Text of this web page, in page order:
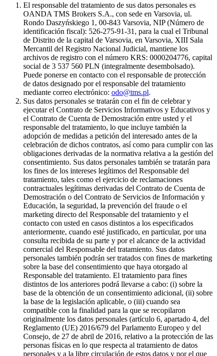
El responsable del tratamiento de sus datos personales es
OANDA TMS Brokers S.A., con sede en Varsovia, ul.
Rondo Daszyńskiego 1, 00-843 Varsovia, NIP (Número de
identificación fiscal): 526-275-91-31, para la cual el Tribunal
de Distrito de la capital de Varsovia, en Varsovia, XIII Sala
Mercantil del Registro Nacional Judicial, mantiene los
archivos de registro con el número KRS: 0000204776, capital
social de 3 537 560 PLN (integralmente desembolsado).
Puede ponerse en contacto con el responsable de protección
de datos designado por el responsable del tratamiento
mediante correo electrónico: odo@tms.pl.
Sus datos personales se tratarán con el fin de celebrar y
ejecutar el Contrato de Servicios Informativos y Educativos y
el Contrato de Cuenta de Demostración entre usted y el
responsable del tratamiento, lo que incluye también la
adopción de medidas a petición del interesado antes de la
celebración de dichos contratos, así como para cumplir con las
obligaciones derivadas de la normativa relativa a la gestión del
consentimiento. Sus datos personales también se tratarán para
los fines de los intereses legítimos del Responsable del
tratamiento, tales como el ejercicio de reclamaciones
contractuales legítimas derivadas del Contrato de Cuenta de
Demostración o del Contrato de Servicios de Información y
Educación, la seguridad, la prevención del fraude o el
marketing directo del Responsable del tratamiento y el
contacto con usted en casos distintos a los especificados
anteriormente, cuando esté justificado, en particular, por una
consulta recibida de su parte y por el alcance de la actividad
comercial del Responsable del tratamiento. Sus datos
personales también podrán ser tratados con fines de marketing
sobre la base del consentimiento que haya otorgado al
Responsable del tratamiento. El tratamiento para fines
distintos de los anteriores podrá llevarse a cabo: (i) sobre la
base de la obtención de un consentimiento adicional, (ii) sobre
la base de la legislación aplicable, o (iii) cuando sea
compatible con la finalidad para la que se recopilaron
originalmente los datos personales (artículo 6, apartado 4, del
Reglamento (UE) 2016/679 del Parlamento Europeo y del
Consejo, de 27 de abril de 2016, relativo a la protección de las
personas físicas en lo que respecta al tratamiento de datos
personales y a la libre circulación de estos datos y por el que